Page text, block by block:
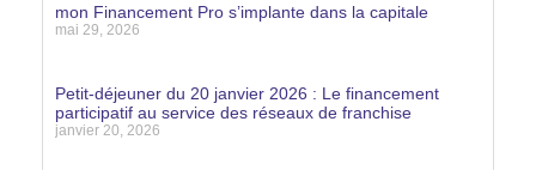
mon Financement Pro s’implante dans la capitale
mai 29, 2026
Petit-déjeuner du 20 janvier 2026 : Le financement
participatif au service des réseaux de franchise
janvier 20, 2026